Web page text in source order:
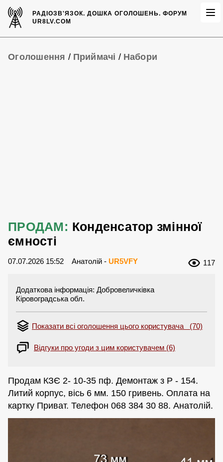
РАДІОЗВ'ЯЗОК.ДОШКА ОГОЛОШЕНЬ. ФОРУМ
UR8LV.COM
Оголошення / Приймачі / Набори
ПРОДАМ: Конденсатор змінної
ємності
07.07.2026 15:52 Анатолій - UR5VFY 117
Додаткова інформація: Добровеличківка
Кіровоградська обл.
Показати всі оголошення цього користувача (70)
Відгуки про угоди з цим користувачем (6)
Продам КЗЄ 2- 10-35 пф. Демонтаж з Р - 154.
Литий корпус, вісь 6 мм. 150 гривень. Оплата на
картку Приват. Телефон 068 384 30 88. Анатолій.